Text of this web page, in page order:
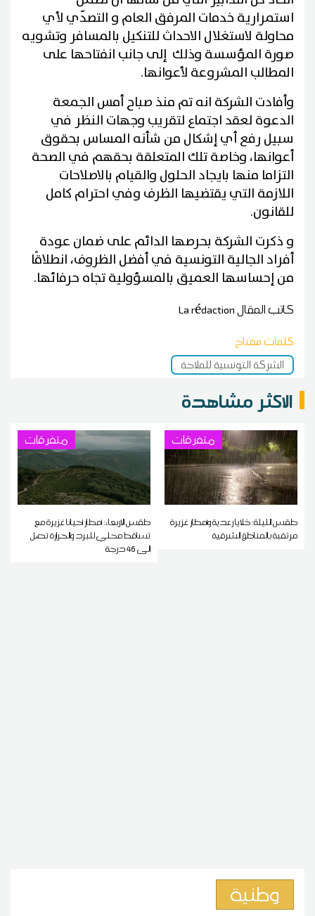
استمرارية خدمات المرفق العام و التصدّي لأي
محاولة لاستغلال الاحداث للتنكيل بالمسافر وتشويه
صورة المؤسسة وذلك إلى جانب انفتاحها على
المطالب المشروعة لأعوانها.
وأفادت الشركة انه تم منذ صباح أمس الجمعة
الدعوة لعقد اجتماع لتقريب وجهات النظر في
سبيل رفع أي إشكال من شأنه المساس بحقوق
أعوانها، وخاصة تلك المتعلقة بحقهم في الصحة
التزاما منها بايجاد الحلول والقيام بالاصلاحات
اللازمة التي يقتضيها الظرف وفي احترام كامل
للقانون.
و ذكرت الشركة بحرصها الدائم على ضمان عودة
أفراد الجالية التونسية في أفضل الظروف، انطلاقًا
من إحساسها العميق بالمسؤولية تجاه حرفائها.
كاتب المقالLa rédaction
كلمات مفتاح
الشركة التونسية للملاحة
الاكثر مشاهدة
متفرقات
طقس الليلة: خلايا رعدية وأمطار غزيرة
مرتقبة بالمناطق الشرقية
متفرقات
طقس الاربعاء: أمطار أحيانا غزيرة مع
تساقط محلي للبرد والحرارة تصل
إلى 46 درجة
وطنية